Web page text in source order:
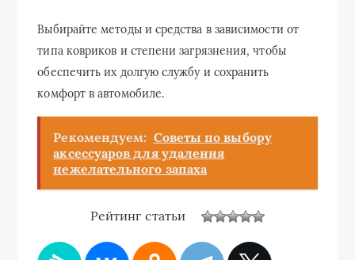
Выбирайте методы и средства в зависимости от
типа ковриков и степени загрязнения, чтобы
обеспечить их долгую службу и сохранить
комфорт в автомобиле.
Рекомендуем: Советы по выбору
аксессуаров для удаления
нежелательного запаха
Рейтинг статьи